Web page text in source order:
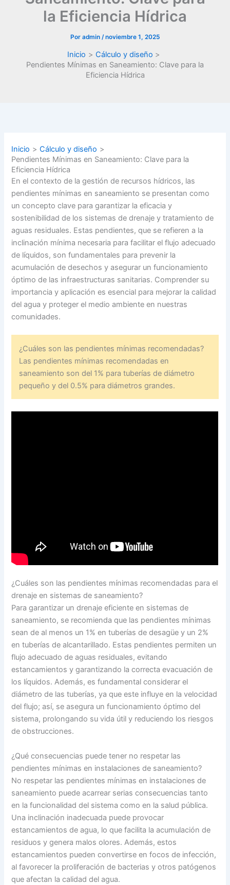
la Eficiencia Hídrica
Por admin /noviembre 1, 2025
Inicio
Cálculo y diseño
Pendientes Mínimas en Saneamiento: Clave para la
Eficiencia Hídrica
Inicio
Cálculo y diseño
Pendientes Mínimas en Saneamiento: Clave para la
Eficiencia Hídrica
En el contexto de la gestión de recursos hídricos, las
pendientes mínimas en saneamiento se presentan como
un concepto clave para garantizar la eficacia y
sostenibilidad de los sistemas de drenaje y tratamiento de
aguas residuales. Estas pendientes, que se refieren a la
inclinación mínima necesaria para facilitar el flujo adecuado
de líquidos, son fundamentales para prevenir la
acumulación de desechos y asegurar un funcionamiento
óptimo de las infraestructuras sanitarias. Comprender su
importancia y aplicación es esencial para mejorar la calidad
del agua y proteger el medio ambiente en nuestras
comunidades.
¿Cuáles son las pendientes mínimas recomendadas?
Las pendientes mínimas recomendadas en
saneamiento son del 1% para tuberías de diámetro
pequeño y del 0.5% para diámetros grandes.
¿Cuáles son las pendientes mínimas recomendadas para el
drenaje en sistemas de saneamiento?
Para garantizar un drenaje eficiente en sistemas de
saneamiento, se recomienda que las pendientes mínimas
sean de al menos un 1% en tuberías de desagüe y un 2%
en tuberías de alcantarillado. Estas pendientes permiten un
flujo adecuado de aguas residuales, evitando
estancamientos y garantizando la correcta evacuación de
los líquidos. Además, es fundamental considerar el
diámetro de las tuberías, ya que este influye en la velocidad
del flujo; así, se asegura un funcionamiento óptimo del
sistema, prolongando su vida útil y reduciendo los riesgos
de obstrucciones.
¿Qué consecuencias puede tener no respetar las
pendientes mínimas en instalaciones de saneamiento?
No respetar las pendientes mínimas en instalaciones de
saneamiento puede acarrear serias consecuencias tanto
en la funcionalidad del sistema como en la salud pública.
Una inclinación inadecuada puede provocar
estancamientos de agua, lo que facilita la acumulación de
residuos y genera malos olores. Además, estos
estancamientos pueden convertirse en focos de infección,
al favorecer la proliferación de bacterias y otros patógenos
que afectan la calidad del agua.